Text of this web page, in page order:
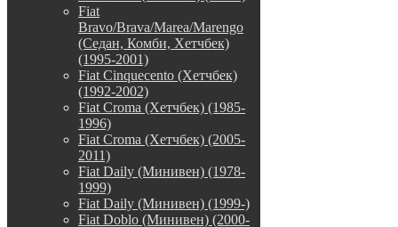
Fiat
Bravo/Brava/Marea/Marengo
(Седан, Комби, Хетчбек)
(1995-2001)
Fiat Cinquecento (Хетчбек)
(1992-2002)
Fiat Croma (Хетчбек) (1985-
1996)
Fiat Croma (Хетчбек) (2005-
2011)
Fiat Daily (Минивен) (1978-
1999)
Fiat Daily (Минивен) (1999-)
Fiat Doblo (Минивен) (2000-